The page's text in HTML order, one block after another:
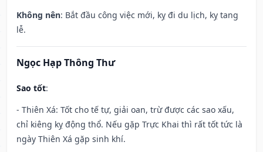
Không nên: Bắt đầu công việc mới, kỵ đi du lịch, kỵ tang
lễ.
Ngọc Hạp Thông Thư
Sao tốt:
- Thiên Xá: Tốt cho tế tự, giải oan, trừ được các sao xấu,
chỉ kiêng kỵ động thổ. Nếu gặp Trực Khai thì rất tốt tức là
ngày Thiên Xá gặp sinh khí.